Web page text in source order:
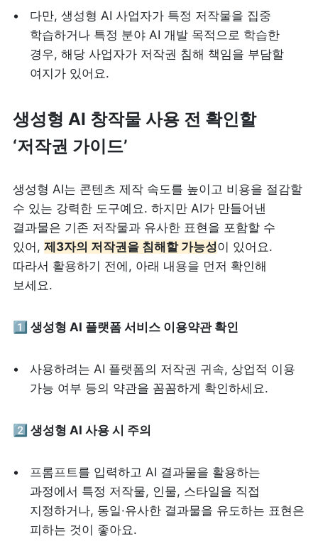
다만, 생성형 AI 사업자가 특정 저작물을 집중
학습하거나 특정 분야 AI 개발 목적으로 학습한
경우, 해당 사업자가 저작권 침해 책임을 부담할
여지가 있어요.
생성형 AI 창작물 사용 전 확인할
‘저작권 가이드’
생성형 AI는 콘텐츠 제작 속도를 높이고 비용을 절감할
수 있는 강력한 도구예요. 하지만 AI가 만들어낸
결과물은 기존 저작물과 유사한 표현을 포함할 수
있어, 제3자의 저작권을 침해할 가능성이 있어요.
따라서 활용하기 전에, 아래 내용을 먼저 확인해
보세요.
1️⃣ 생성형 AI 플랫폼 서비스 이용약관 확인
사용하려는 AI 플랫폼의 저작권 귀속, 상업적 이용
가능 여부 등의 약관을 꼼꼼하게 확인하세요.
2️⃣ 생성형 AI 사용 시 주의
프롬프트를 입력하고 AI 결과물을 활용하는
과정에서 특정 저작물, 인물, 스타일을 직접
지정하거나, 동일·유사한 결과물을 유도하는 표현은
피하는 것이 좋아요.